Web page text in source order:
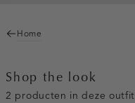
Home
Shop the look
2 producten in deze outfit